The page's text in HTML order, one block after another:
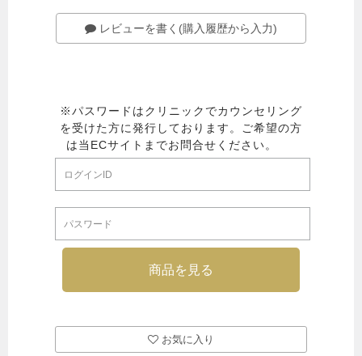
レビューを書く(購入履歴から入力)
お気に入り